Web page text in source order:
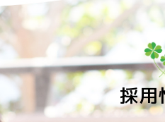
採用